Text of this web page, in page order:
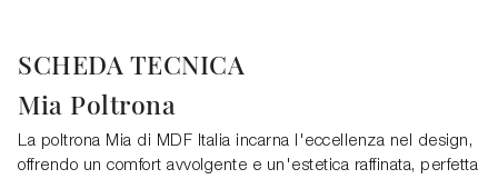
SCHEDA TECNICA
Mia Poltrona
La poltrona Mia di MDF Italia incarna l'eccellenza nel design,
offrendo un comfort avvolgente e un'estetica raffinata, perfetta